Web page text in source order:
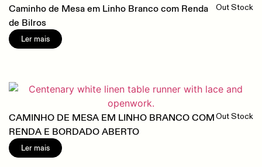
Caminho de Mesa em Linho Branco com Renda
de Bilros
Ler mais
Out Stock
CAMINHO DE MESA EM LINHO BRANCO COM
RENDA E BORDADO ABERTO
Ler mais
Out Stock